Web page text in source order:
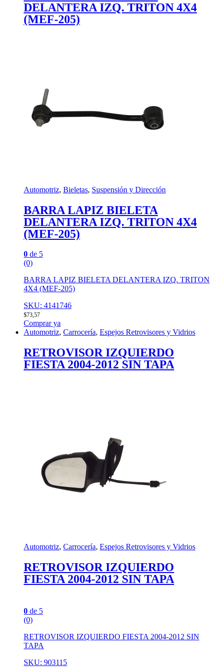
DELANTERA IZQ. TRITON 4X4
(MEF-205)
Automotriz, Bieletas, Suspensión y Dirección
BARRA LAPIZ BIELETA
DELANTERA IZQ. TRITON 4X4
(MEF-205)
0 de 5
(0)
BARRA LAPIZ BIELETA DELANTERA IZQ. TRITON
4X4 (MEF-205)
SKU: 4141746
$73,57
Comprar ya
Automotriz, Carrocería, Espejos Retrovisores y Vidrios
RETROVISOR IZQUIERDO
FIESTA 2004-2012 SIN TAPA
Automotriz, Carrocería, Espejos Retrovisores y Vidrios
RETROVISOR IZQUIERDO
FIESTA 2004-2012 SIN TAPA
0 de 5
(0)
RETROVISOR IZQUIERDO FIESTA 2004-2012 SIN
TAPA
SKU: 903115